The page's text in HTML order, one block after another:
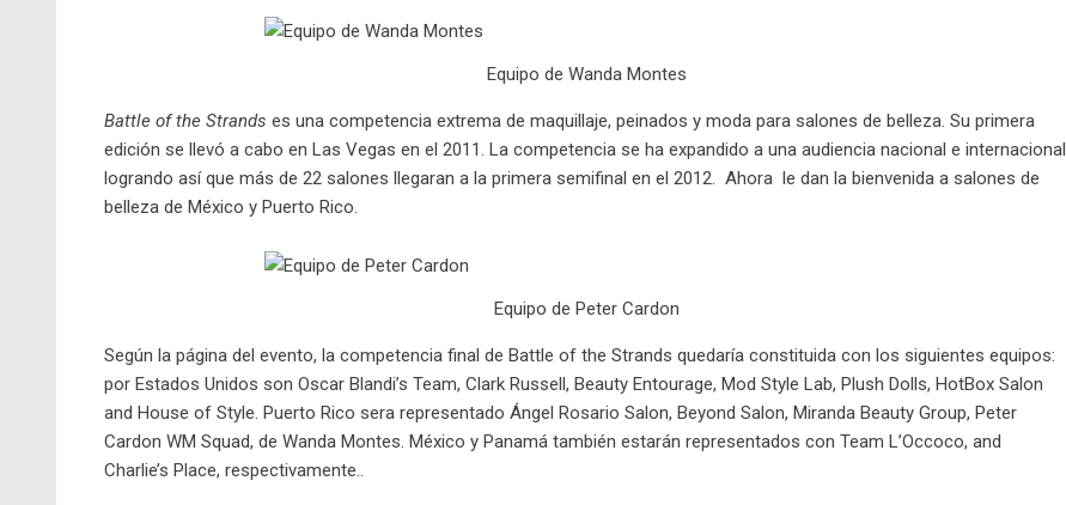
Equipo de Wanda Montes
Battle of the Strands es una competencia extrema de maquillaje, peinados y moda para salones de belleza. Su primera
edición se llevó a cabo en Las Vegas en el 2011. La competencia se ha expandido a una audiencia nacional e internacional
logrando así que más de 22 salones llegaran a la primera semifinal en el 2012. Ahora le dan la bienvenida a salones de
belleza de México y Puerto Rico.
Equipo de Peter Cardon
Según la página del evento, la competencia final de Battle of the Strands quedaría constituida con los siguientes equipos:
por Estados Unidos son Oscar Blandi’s Team, Clark Russell, Beauty Entourage, Mod Style Lab, Plush Dolls, HotBox Salon
and House of Style. Puerto Rico sera representado Ángel Rosario Salon, Beyond Salon, Miranda Beauty Group, Peter
Cardon WM Squad, de Wanda Montes. México y Panamá también estarán representados con Team L’Occoco, and
Charlie’s Place, respectivamente..